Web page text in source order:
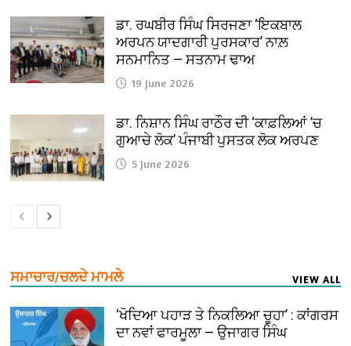
ਡਾ. ਰਘਬੀਰ ਸਿੰਘ ਸਿਰਜਣਾ ‘ਇਕਬਾਲ
ਅਰਪਨ ਯਾਦਗਾਰੀ ਪੁਰਸਕਾਰ’ ਨਾਲ਼
ਸਨਮਾਨਿਤ — ਸਤਨਾਮ ਢਾਅ
19 June 2026
ਡਾ. ਨਿਸ਼ਾਨ ਸਿੰਘ ਰਾਠੌਰ ਦੀ ‘ਕਾਫ਼ਲਿਆਂ ’ਚ
ਗੁਆਚੇ ਲੋਕ’ ਪੰਜਾਬੀ ਪੁਸਤਕ ਲੋਕ ਅਰਪਣ
5 June 2026
ਸਮਾਚਾਰ/ਚਲਦੇ ਮਾਮਲੇ VIEW ALL
‘ਖੋਦਿਆ ਪਹਾੜ ਤੇ ਨਿਕਲਿਆ ਚੂਹਾ’ : ਕਾਂਗਰਸ
ਦਾ ਨਵਾਂ ਫਾਰਮੂਲਾ — ਉਜਾਗਰ ਸਿੰਘ